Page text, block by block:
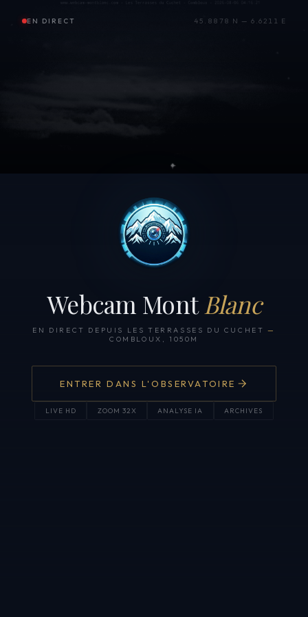
EN DIRECT 45.8878 N — 6.6211 E
Webcam Mont Blanc
EN DIRECT DEPUIS LES TERRASSES DU CUCHET —
COMBLOUX, 1050M
ENTRER DANS L'OBSERVATOIRE
LIVE HD ZOOM 32X ANALYSE IA ARCHIVES